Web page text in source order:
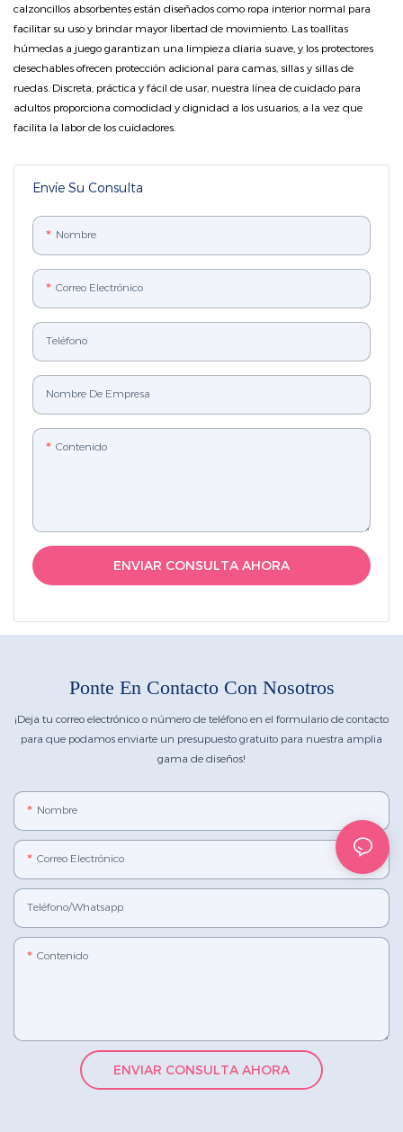
Envíe Su Consulta
Nombre
Correo Electrónico
Teléfono
Nombre De Empresa
Contenido
ENVIAR CONSULTA AHORA
calzoncillos absorbentes están diseñados como ropa interior normal para
facilitar su uso y brindar mayor libertad de movimiento. Las toallitas
húmedas a juego garantizan una limpieza diaria suave, y los protectores
desechables ofrecen protección adicional para camas, sillas y sillas de
ruedas. Discreta, práctica y fácil de usar, nuestra línea de cuidado para
adultos proporciona comodidad y dignidad a los usuarios, a la vez que
facilita la labor de los cuidadores.
Ponte En Contacto Con Nosotros
¡Deja tu correo electrónico o número de teléfono en el formulario de contacto
para que podamos enviarte un presupuesto gratuito para nuestra amplia
gama de diseños!
Nombre
Correo Electrónico
Teléfono/whatsapp
Contenido
ENVIAR CONSULTA AHORA